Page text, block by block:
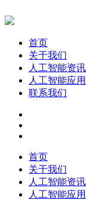
首页
关于我们
人工智能资讯
人工智能应用
联系我们
首页
关于我们
人工智能资讯
人工智能应用